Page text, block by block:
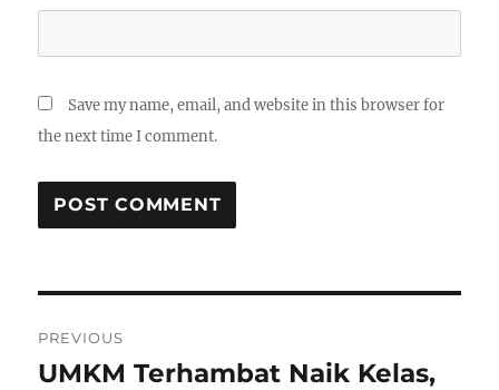
Save my name, email, and website in this browser for
the next time I comment.
o
PREVIOUS
P
UMKM Terhambat Naik Kelas,